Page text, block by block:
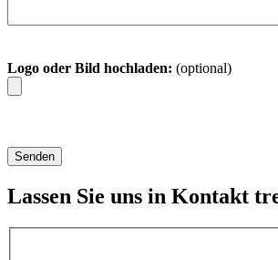
Logo oder Bild hochladen: (optional)
Lassen Sie uns in Kontakt